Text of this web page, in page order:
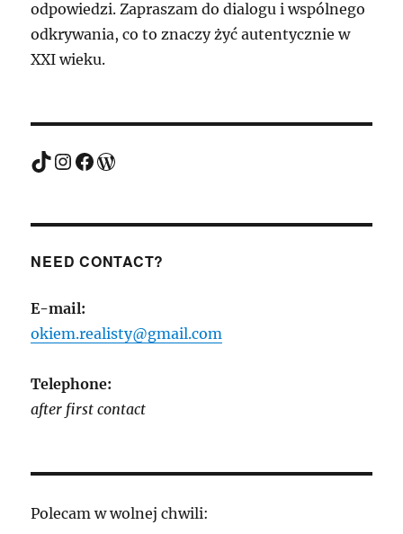
odpowiedzi. Zapraszam do dialogu i wspólnego
odkrywania, co to znaczy żyć autentycznie w
XXI wieku.
TikTok
Instagram
Facebook
WordPress
NEED CONTACT?
E-mail:
okiem.realisty@gmail.com
Telephone:
after first contact
Polecam w wolnej chwili: